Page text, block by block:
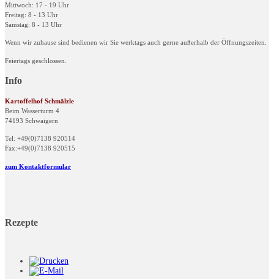
Mittwoch: 17 - 19 Uhr
Freitag: 8 - 13 Uhr
Samstag: 8 - 13 Uhr
Wenn wir zuhause sind bedienen wir Sie werktags auch gerne außerhalb der Öffnungszeiten.
Feiertags geschlossen.
Info
Kartoffelhof Schmälzle
Beim Wasserturm 4
74193 Schwaigern
Tel: +49(0)7138 920514
Fax:+49(0)7138 920515
zum Kontaktformular
Rezepte